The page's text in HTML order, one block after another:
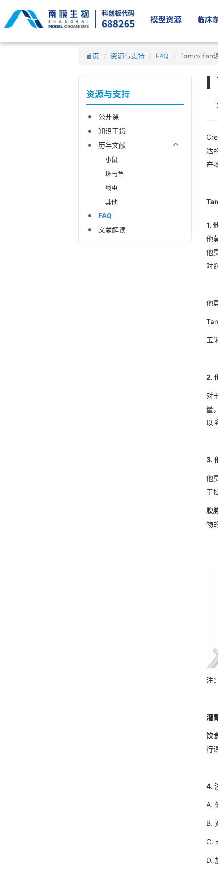
模型资源 临床
首页 资源与支持 FAQ Tamoxifen
资源与支持
公开课
知识干货
历年文献
小鼠
斑马鱼
线虫
其他
FAQ
文献解读
达
产
1.
他
他
时
他
玉
2.
对
量
以
3.
他
于
腹
物
注
灌
饮
行
4.
A.
B.
C.
D.